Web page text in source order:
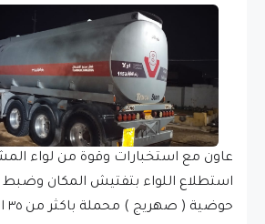
استطلاع اللواء بتفتيش المكان وضبط